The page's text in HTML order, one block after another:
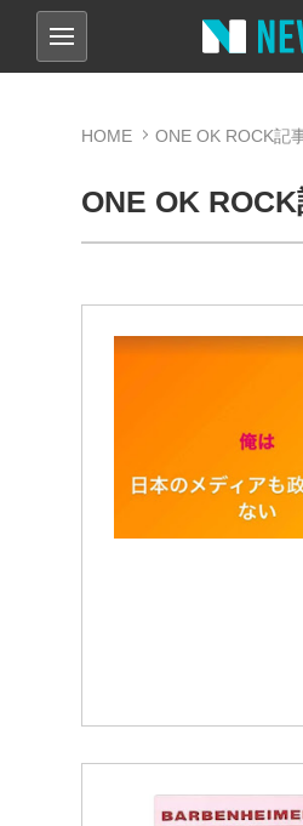
HOME ONE OK ROCK記
ONE OK